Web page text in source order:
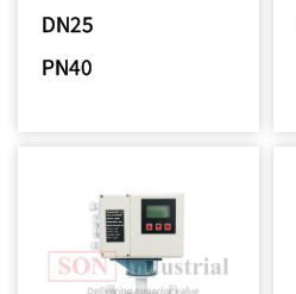
DN25
PN40